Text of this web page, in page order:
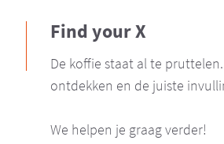
Find your X
De koffie staat al te
ontdekken en de juiste
We helpen je graag verder!